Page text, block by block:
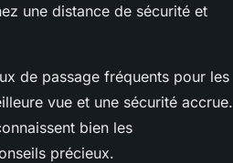
une distance de sécurité et
de passage fréquents pour les
vue et une sécurité accrue.
bien les
précieux.